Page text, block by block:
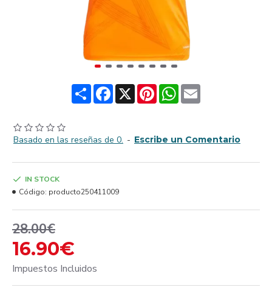
ShareFacebook
X PinterestWhatsApp
Email
Basado en las reseñas de 0. - Escribe un Comentario
16.90€
28.00€
Impuestos Incluidos
IN STOCK
Código: producto250411009